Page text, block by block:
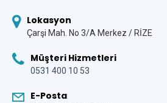
Lokasyon
Çarşi Mah. No 3/A Merkez / RİZE
Müşteri Hizmetleri
0531 400 10 53
E-Posta